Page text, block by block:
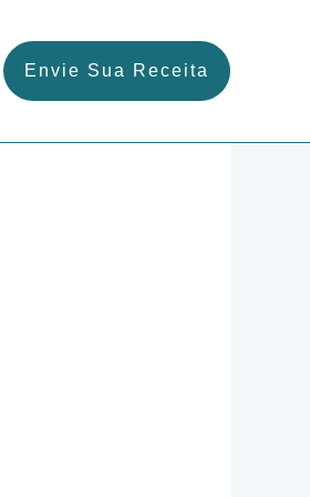
Envie Sua Receita